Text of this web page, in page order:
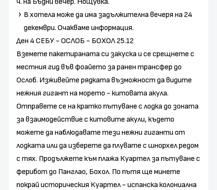
В хотела може да има задължителна вечеря на 24
декември. Очакваме информация.
Ден 4 СЕБУ - ОСЛОБ - БОХОЛ 25.12
Вземете пакетираната си закуска и се срещнете с
местния гид във фоайето за ранен трансфер до
Ослоб. Изживейте рядката възможност да видите
нежния гигант на морето - китовата акула.
Отправете се на кратко пътуване с лодка до зоната
за взаимодействие с китовите акули, където
можете да наблюдавате тези нежни гиганти от
лодката или да изберете да плувате с шнорхел редом
с тях. Продължете към плажа Куартел за пътуване с
ферибот до Панглао, Бохол. По пътя ще минете
покрай историческия Куартел - испанска колониална